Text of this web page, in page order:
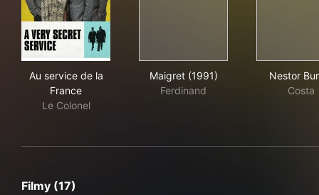
Au service de la
France
Le Colonel
Maigret (1991)
Ferdinand
Nestor
Costa
Filmy (17)